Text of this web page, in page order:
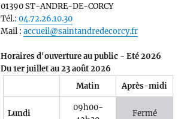
01390 ST-ANDRE-DE-CORCY
Tél.:04.72.26.10.30
Mail :accueil@saintandredecorcy.fr
Horaires d'ouverture au public - Eté 2026
Du 1er juillet au 23 août 2026
Matin
Après-midi
Lundi
09h00-
Fermé